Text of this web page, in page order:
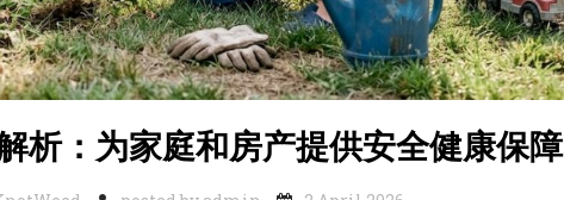
析：为家庭和房产提供安全健康保障